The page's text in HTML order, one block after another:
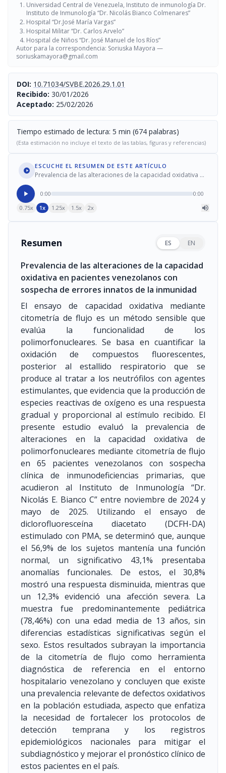
Universidad Central de Venezuela, Instituto de inmunología Dr.
Instituto de Inmunología “Dr. Nicolás Bianco Colmenares”
Hospital “Dr.José María Vargas”
Hospital Militar “Dr. Carlos Arvelo”
Hospital de Niños “Dr. José Manuel de los Ríos”
Autor para la correspondencia: Soriuska Mayora —
soriuskamayora@gmail.com
DOI: 10.71034/SVBE.2026.29.1.01
Recibido: 30/01/2026
Aceptado: 25/02/2026
Tiempo estimado de lectura: 5 min (674 palabras)
(Esta estimación no incluye el texto de las tablas, figuras y referencias)
ESCUCHE EL RESUMEN DE ESTE ARTÍCULO
Prevalencia de las alteraciones de la capacidad oxidativa en
la inmunidad
0:00
0:00
0.75x
1x 1.25x 1.5x 2x
Resumen ES EN
Prevalencia de las alteraciones de la capacidad
oxidativa en pacientes venezolanos con
sospecha de errores innatos de la inmunidad
El ensayo de capacidad oxidativa mediante
citometría de flujo es un método sensible que
evalúa la funcionalidad de los
polimorfonucleares. Se basa en cuantificar la
oxidación de compuestos fluorescentes,
posterior al estallido respiratorio que se
produce al tratar a los neutrófilos con agentes
estimulantes, que evidencia que la producción de
especies reactivas de oxígeno es una respuesta
gradual y proporcional al estímulo recibido. El
presente estudio evaluó la prevalencia de
alteraciones en la capacidad oxidativa de
polimorfonucleares mediante citometría de flujo
en 65 pacientes venezolanos con sospecha
clínica de inmunodeficiencias primarias, que
acudieron al Instituto de Inmunología “Dr.
Nicolás E. Bianco C” entre noviembre de 2024 y
mayo de 2025. Utilizando el ensayo de
diclorofluoresceína diacetato (DCFH-DA)
estimulado con PMA, se determinó que, aunque
el 56,9% de los sujetos mantenía una función
normal, un significativo 43,1% presentaba
anomalías funcionales. De estos, el 30,8%
mostró una respuesta disminuida, mientras que
un 12,3% evidenció una afección severa. La
muestra fue predominantemente pediátrica
(78,46%) con una edad media de 13 años, sin
diferencias estadísticas significativas según el
sexo. Estos resultados subrayan la importancia
de la citometría de flujo como herramienta
diagnóstica de referencia en el entorno
hospitalario venezolano y concluyen que existe
una prevalencia relevante de defectos oxidativos
en la población estudiada, aspecto que enfatiza
la necesidad de fortalecer los protocolos de
detección temprana y los registros
epidemiológicos nacionales para mitigar el
subdiagnóstico y mejorar el pronóstico clínico de
estos pacientes en el país.